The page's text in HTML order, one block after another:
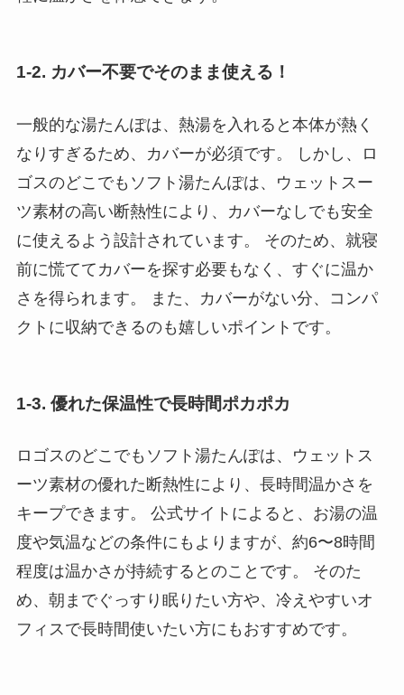
1-2. カバー不要でそのまま使える！
一般的な湯たんぽは、熱湯を入れると本体が熱く
なりすぎるため、カバーが必須です。 しかし、ロ
ゴスのどこでもソフト湯たんぽは、ウェットスー
ツ素材の高い断熱性により、カバーなしでも安全
に使えるよう設計されています。 そのため、就寝
前に慌ててカバーを探す必要もなく、すぐに温か
さを得られます。 また、カバーがない分、コンパ
クトに収納できるのも嬉しいポイントです。
1-3. 優れた保温性で長時間ポカポカ
ロゴスのどこでもソフト湯たんぽは、ウェットス
ーツ素材の優れた断熱性により、長時間温かさを
キープできます。 公式サイトによると、お湯の温
度や気温などの条件にもよりますが、約6〜8時間
程度は温かさが持続するとのことです。 そのた
め、朝までぐっすり眠りたい方や、冷えやすいオ
フィスで長時間使いたい方にもおすすめです。